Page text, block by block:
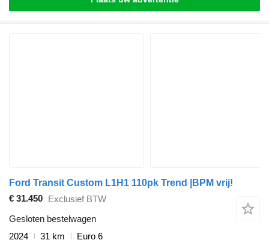
Ford Transit Custom L1H1 110pk Trend |BPM vrij!
€ 31.450 Exclusief BTW
Gesloten bestelwagen
2024
31 km
Euro 6